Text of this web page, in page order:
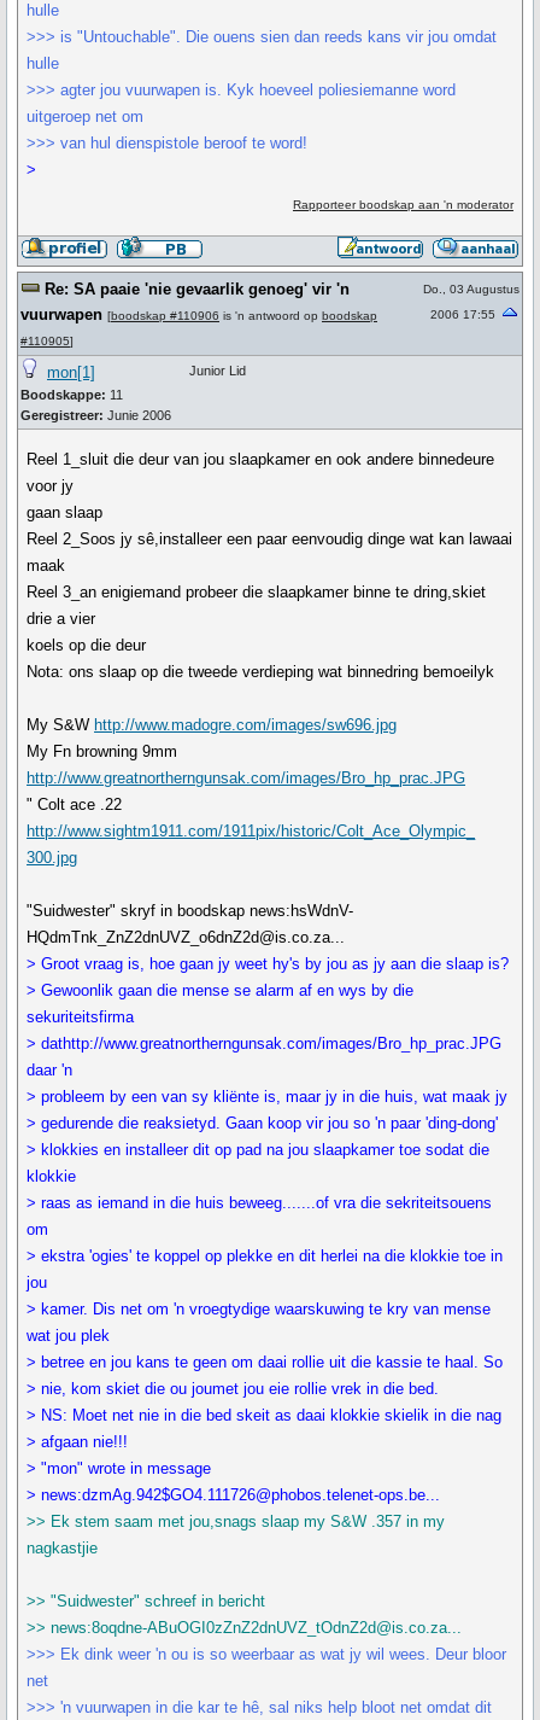
hulle
>>> is "Untouchable". Die ouens sien dan reeds kans vir jou omdat
hulle
>>> agter jou vuurwapen is. Kyk hoeveel poliesiemanne word
uitgeroep net om
>>> van hul dienspistole beroof te word!
>
Rapporteer boodskap aan 'n moderator
Re: SA paaie 'nie gevaarlik genoeg' vir 'n
vuurwapen [boodskap #110906 is 'n antwoord op boodskap
#110905]
Do., 03 Augustus
2006 17:55
mon[1]
Boodskappe: 11
Geregistreer: Junie 2006
Junior Lid
Reel 1_sluit die deur van jou slaapkamer en ook andere binnedeure
voor jy
gaan slaap
Reel 2_Soos jy sê,installeer een paar eenvoudig dinge wat kan lawaai
maak
Reel 3_an enigiemand probeer die slaapkamer binne te dring,skiet
drie a vier
koels op die deur
Nota: ons slaap op die tweede verdieping wat binnedring bemoeilyk
My S&W http://www.madogre.com/images/sw696.jpg
My Fn browning 9mm
http://www.greatnortherngunsak.com/images/Bro_hp_prac.JPG
" Colt ace .22
http://www.sightm1911.com/1911pix/historic/Colt_Ace_Olympic_
300.jpg
"Suidwester" skryf in boodskap news:hsWdnV-
HQdmTnk_ZnZ2dnUVZ_o6dnZ2d@is.co.za...
> Groot vraag is, hoe gaan jy weet hy's by jou as jy aan die slaap is?
> Gewoonlik gaan die mense se alarm af en wys by die
sekuriteitsfirma
> dathttp://www.greatnortherngunsak.com/images/Bro_hp_prac.JPG
daar 'n
> probleem by een van sy kliënte is, maar jy in die huis, wat maak jy
> gedurende die reaksietyd. Gaan koop vir jou so 'n paar 'ding-dong'
> klokkies en installeer dit op pad na jou slaapkamer toe sodat die
klokkie
> raas as iemand in die huis beweeg.......of vra die sekriteitsouens
om
> ekstra 'ogies' te koppel op plekke en dit herlei na die klokkie toe in
jou
> kamer. Dis net om 'n vroegtydige waarskuwing te kry van mense
wat jou plek
> betree en jou kans te geen om daai rollie uit die kassie te haal. So
> nie, kom skiet die ou joumet jou eie rollie vrek in die bed.
> NS: Moet net nie in die bed skeit as daai klokkie skielik in die nag
> afgaan nie!!!
> "mon" wrote in message
> news:dzmAg.942$GO4.111726@phobos.telenet-ops.be...
>> Ek stem saam met jou,snags slaap my S&W .357 in my
nagkastjie
>> "Suidwester" schreef in bericht
>> news:8oqdne-ABuOGI0zZnZ2dnUVZ_tOdnZ2d@is.co.za...
>>> Ek dink weer 'n ou is so weerbaar as wat jy wil wees. Deur bloor
net
>>> 'n vuurwapen in die kar te hê, sal niks help bloot net omdat dit